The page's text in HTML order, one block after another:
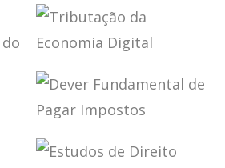
A MULTILATERAL
CONVENTION
FOR TAX: FROM
IMPLEMENTATION
TRIBUTAÇÃO DA
ECONOMIA
DIGITAL
DEVER
FUNDAMENTAL